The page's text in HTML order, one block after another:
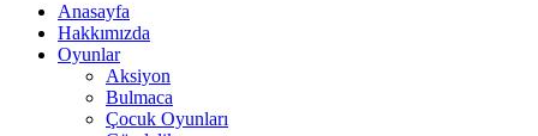
Anasayfa
Hakkımızda
Oyunlar
Aksiyon
Bulmaca
Çocuk Oyunları